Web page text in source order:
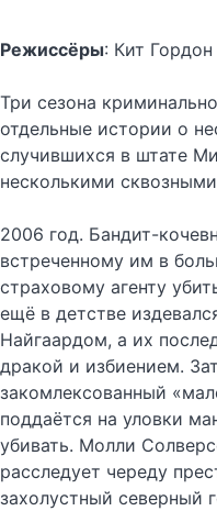
Режиссёры: Кит
Три сезона
отдельные истории о
случившихся в штате
несколькими
2006 год. Бандит-
встреченному им в
страховому агенту
ещё в детстве
Найгаардом, а их
дракой и избиением.
закомлексованный
поддаётся на уловки
убивать. Молли
расследует череду
захолустный северный